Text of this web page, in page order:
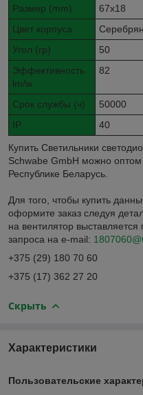
Размер (mm)
67х18
Цвет корпуса
Угол (гр)
50
Эффективность
lm/w
82
Срок службы (ч)
50000
IP
40
Купить Светильники
Schwabe GmbH можно оптом
Республике Беларусь.
Для того, чтобы купить
оформите заказ следуя
на вентилятор
запроса на e-mail:
+375 (29) 180 70 60
+375 (17) 362 27 20
Скрыть
Характеристики
Пользовательские